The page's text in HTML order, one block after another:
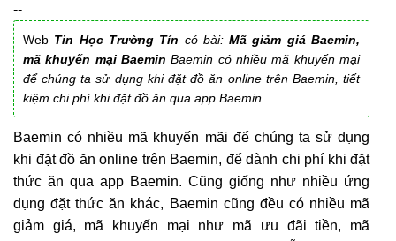
--
Web Tin Học Trường Tín có bài:Mã giảm giá Baemin,
mã khuyến mại Baemin Baemin có nhiều mã khuyến mại
để chúng ta sử dụng khi đặt đồ ăn online trên Baemin, tiết
kiệm chi phí khi đặt đồ ăn qua app Baemin.
Baemin có nhiều mã khuyến mãi để chúng ta sử dụng
khi đặt đồ ăn online trên Baemin, để dành chi phí khi đặt
thức ăn qua app Baemin. Cũng giống như nhiều ứng
dụng đặt thức ăn khác, Baemin cũng đều có nhiều mã
giảm giá, mã khuyến mại như mã ưu đãi tiền, mã